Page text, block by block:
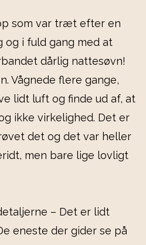
som var træt efter en
i fuld gang med at
dårlig nattesøvn!
Vågnede flere gange,
lidt luft og finde ud af, at
ikke virkelighed. Det er
det og det var heller
men bare lige lovligt
– Det er lidt
eneste der gider se på